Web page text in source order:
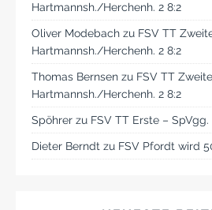
Hartmannsh./Herchenh. 2 8:2
Oliver Modebach zu FSV TT
Hartmannsh./Herchenh. 2 8:2
Thomas Bernsen zu FSV TT
Hartmannsh./Herchenh. 2 8:2
Spöhrer zu FSV TT Erste –
Dieter Berndt zu FSV Pfordt wird